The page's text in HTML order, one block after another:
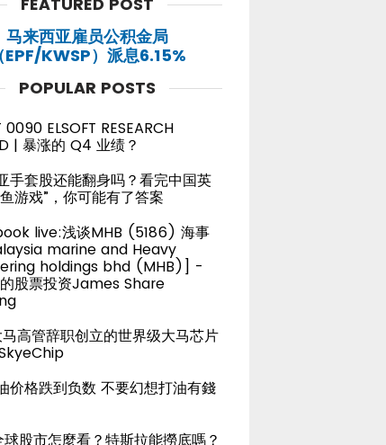
马来西亚雇员公积金局
（EPF/KWSP）派息6.15%
POPULAR POSTS
0090 ELSOFT RESEARCH
| 暴涨的 Q4 业绩？
手套股还能翻身吗？看完中国英
游戏”，你可能有了答案
live:浅谈MHB (5186) 海事
marine and Heavy
holdings bhd (MHB)] -
股票投资James Share
马高管辞职创立的世界级大马芯片
价格跌到负数 不要幻想打油有錢
股市怎麼看？特斯拉能撈底嗎？